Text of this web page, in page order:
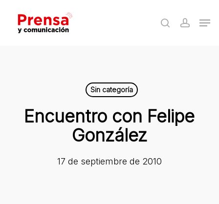
main
search
Sin categoría
Encuentro con Felipe
González
17 de septiembre de 2010